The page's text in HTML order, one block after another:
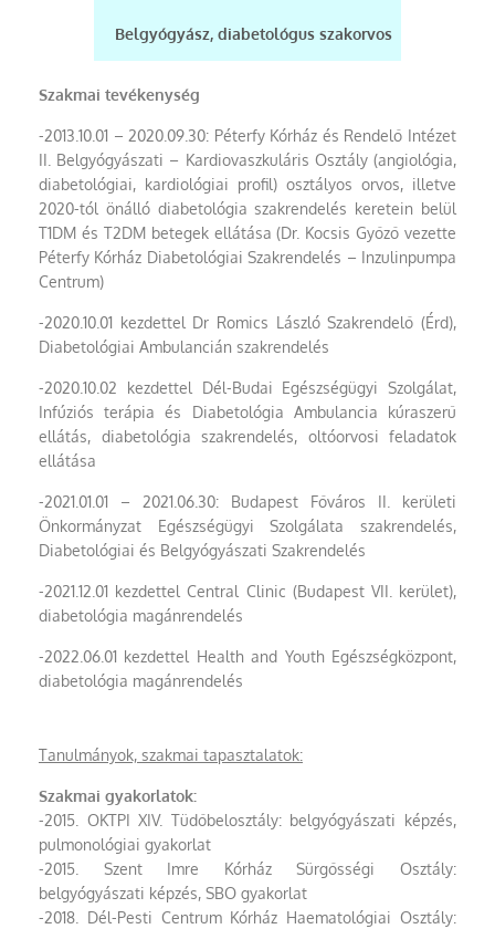
Belgyógyász, diabetológus szakorvos
Szakmai tevékenység
-2013.10.01 – 2020.09.30: Péterfy Kórház és Rendelő Intézet
II. Belgyógyászati – Kardiovaszkuláris Osztály (angiológia,
diabetológiai, kardiológiai profil) osztályos orvos, illetve
2020-tól önálló diabetológia szakrendelés keretein belül
T1DM és T2DM betegek ellátása (Dr. Kocsis Győző vezette
Péterfy Kórház Diabetológiai Szakrendelés – Inzulinpumpa
Centrum)
-2020.10.01 kezdettel Dr Romics László Szakrendelő (Érd),
Diabetológiai Ambulancián szakrendelés
-2020.10.02 kezdettel Dél-Budai Egészségügyi Szolgálat,
Infúziós terápia és Diabetológia Ambulancia kúraszerű
ellátás, diabetológia szakrendelés, oltóorvosi feladatok
ellátása
-2021.01.01 – 2021.06.30: Budapest Főváros II. kerületi
Önkormányzat Egészségügyi Szolgálata szakrendelés,
Diabetológiai és Belgyógyászati Szakrendelés
-2021.12.01 kezdettel Central Clinic (Budapest VII. kerület),
diabetológia magánrendelés
-2022.06.01 kezdettel Health and Youth Egészségközpont,
diabetológia magánrendelés
Tanulmányok, szakmai tapasztalatok:
Szakmai gyakorlatok:
-2015. OKTPI XIV. Tüdőbelosztály: belgyógyászati képzés,
pulmonológiai gyakorlat
-2015. Szent Imre Kórház Sürgősségi Osztály:
belgyógyászati képzés, SBO gyakorlat
-2018. Dél-Pesti Centrum Kórház Haematológiai Osztály: